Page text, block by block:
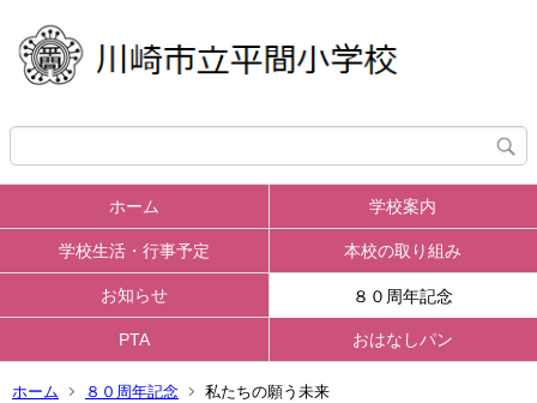
ホーム 学校案内
学校生活・行事予定 本校の取り組み
お知らせ ８０周年記念
PTA おはなしパン
ホーム ８０周年記念 私たちの願う未来